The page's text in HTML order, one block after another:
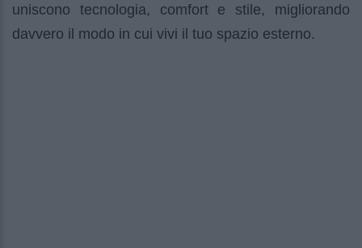
uniscono tecnologia, comfort e stile, migliorando
davvero il modo in cui vivi il tuo spazio esterno.